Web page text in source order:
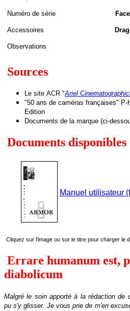
Numéro de série
Accessoires
Observations
Sources
Le site ACR "Ariel
"50 ans de caméras françaises"
Edition
Documents de la marque (ci-
Documents disponibles
Manuel utilisateur
Cliquez sur l'image ou sur le titre pour charger le
Errare humanum est,
diabolicum
Malgré le soin apporté à la rédaction de
pu s'y glisser. Je vous prie de m'en